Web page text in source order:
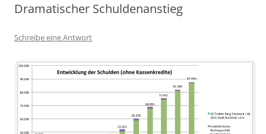
Dramatischer Schuldenanstieg
Schreibe eine Antwort